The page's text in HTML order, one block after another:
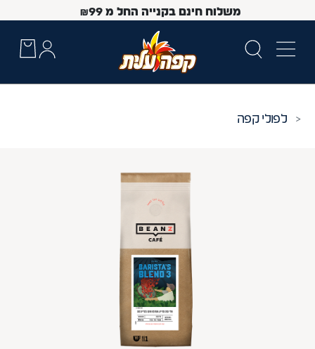
משלוח חינם בקנייה החל מ ₪99
Up and Down arrow keys to navigate search results.
פולי קפה